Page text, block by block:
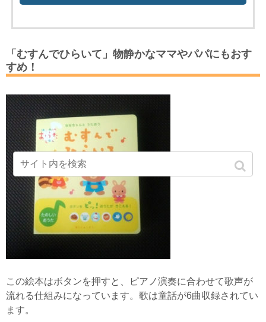
「むすんでひらいて」物静かなママやパパにもおす
すめ！
この絵本はボタンを押すと、ピアノ演奏に合わせて歌声が
流れる仕組みになっています。歌は童話が6曲収録されてい
ます。